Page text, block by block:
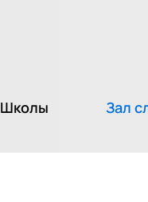
Школы Зал